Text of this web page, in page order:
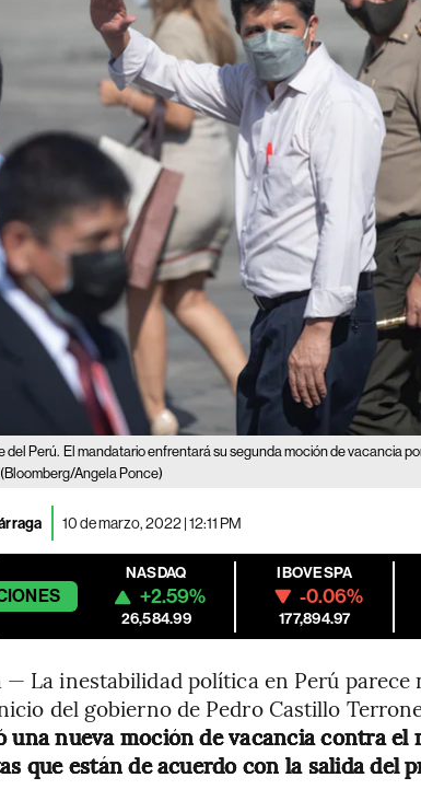
del Perú. El mandatario enfrentará su segunda moción de vacancia
(Bloomberg/Angela Ponce)
10 de marzo, 2022 | 12:11 PM
NASDAQ
+2.59%
26,584.99
IBOVESPA
-0.06%
177,894.97
— La inestabilidad política en Perú
del gobierno de Pedro Castillo
una nueva moción de vacancia contra el
que están de acuerdo con la salida del